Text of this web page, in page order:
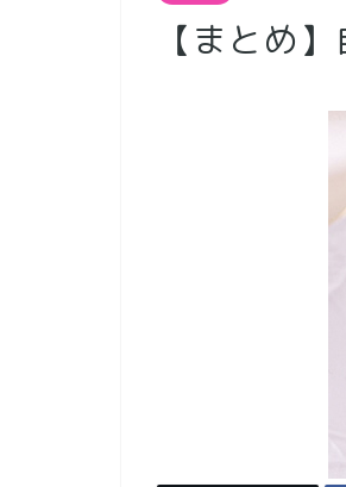
【まとめ